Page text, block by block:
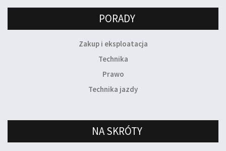
PORADY
Zakup i eksploatacja
Technika
Prawo
Technika jazdy
NA SKRÓTY